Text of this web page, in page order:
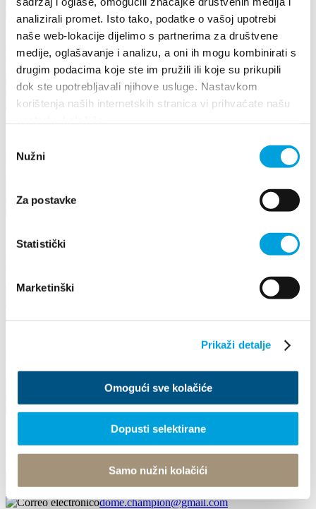
analizirali promet. Isto tako, podatke o vašoj upotrebi
naše web-lokacije dijelimo s partnerima za društvene
medije, oglašavanje i analizu, a oni ih mogu kombinirati s
drugim podacima koje ste im pružili ili koje su prikupili
dok ste upotrebljavali njihove usluge. Nastavkom
korištenja naših internetskih stranica vi prihvaćate našu
pristanka
Nužni
Za postavke
Statistički
Marketinški
Prikaži detalje
Omogući sve kolačiće
Dopusti selektirane
Samo nužni kolačići
santic.diana@gmail.com
Dino Bašić
Šetal. Miljenka i Dobrile 14, 21214 Kaštel Lukšić
+385953945844
dinobasic1950@gmail.com
Dino Milan Čerina
+385955590486
1/4
Fra.Fulgencija Careva 5, 21214 Kaštel Gomilica
Lepinski put 5, 21217 Kaštel Štafilić
divna.hrabar@gmail.com
Domagoj Kapetanović
Put Malačke 2, 21217 Kaštel Stari
+385955278450
dome.champion@gmail.com